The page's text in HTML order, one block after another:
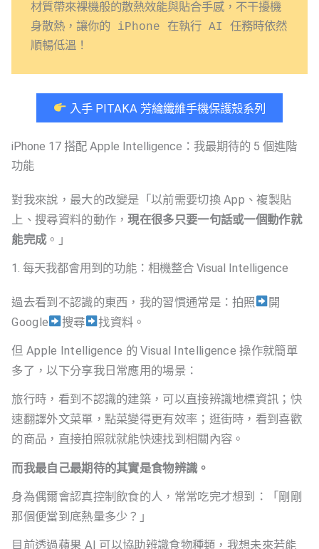
材質帶來裸機般的散熱效能與貼合手感，不干擾機
身散熱，讓你的 iPhone 在執行 AI 任務時依然
順暢低溫！
入手 PITAKA 芳綸纖維手機保護殼系列
iPhone 17 搭配 Apple Intelligence：我最期待的 5 個進階
功能
對我來說，最大的改變是「以前需要切換 App、複製貼
上、搜尋資料的動作，現在很多只要一句話或一個動作就
能完成。」
1. 每天我都會用到的功能：相機整合 Visual Intelligence
過去看到不認識的東西，我的習慣通常是：拍照
開
Google
搜尋 找資料。
但 Apple Intelligence 的 Visual Intelligence 操作就簡單
多了，以下分享我日常應用的場景：
旅行時，看到不認識的建築，可以直接辨識地標資訊；快
速翻譯外文菜單，點菜變得更有效率；逛街時，看到喜歡
的商品，直接拍照就就能快速找到相關內容。
而我最自己最期待的其實是食物辨識。
身為偶爾會認真控制飲食的人，常常吃完才想到：「剛剛
那個便當到底熱量多少？」
目前透過蘋果 AI 可以協助辨識食物種類，我想未來若能